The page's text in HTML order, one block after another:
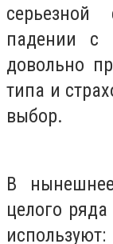
серьезной
падении с
довольно
типа и
выбор.
В
целого
используют: